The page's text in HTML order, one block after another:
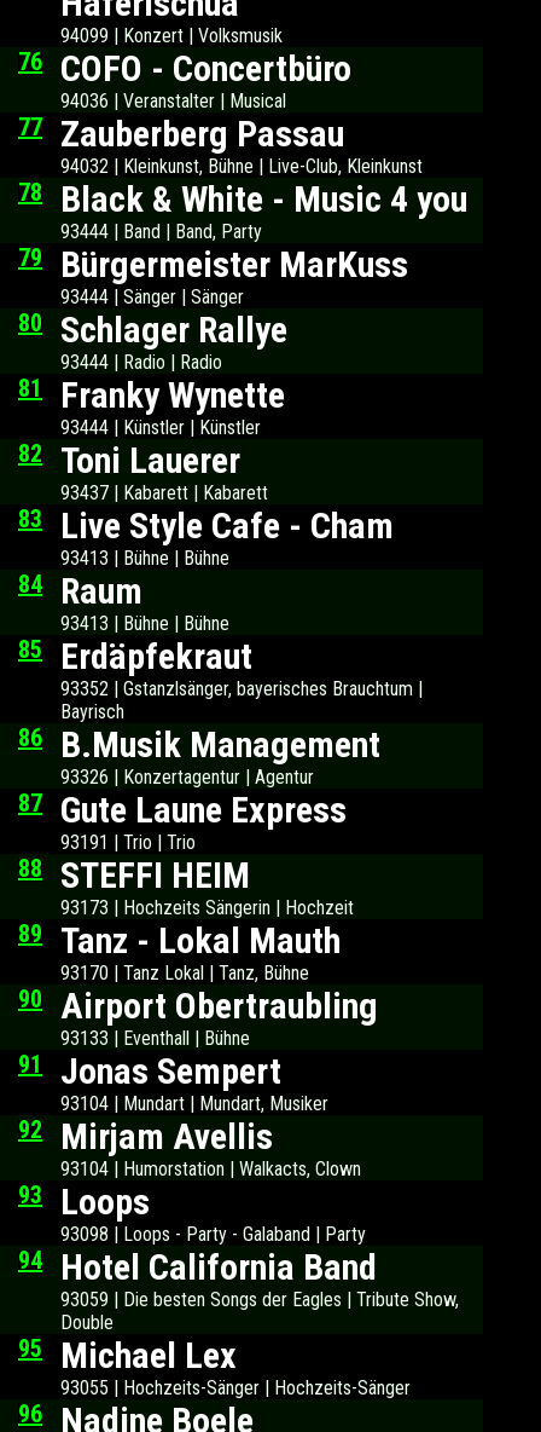
94099 | Konzert | Volksmusik
76 COFO - Concertbüro
94036 | Veranstalter | Musical
77 Zauberberg Passau
94032 | Kleinkunst, Bühne | Live-Club, Kleinkunst
78 Black & White - Music 4 you
93444 | Band | Band, Party
79 Bürgermeister MarKuss
93444 | Sänger | Sänger
80 Schlager Rallye
93444 | Radio | Radio
81 Franky Wynette
93444 | Künstler | Künstler
82 Toni Lauerer
93437 | Kabarett | Kabarett
83 Live Style Cafe - Cham
93413 | Bühne | Bühne
84 Raum
93413 | Bühne | Bühne
85 Erdäpfekraut
93352 | Gstanzlsänger, bayerisches Brauchtum |
Bayrisch
86 B.Musik Management
93326 | Konzertagentur | Agentur
87 Gute Laune Express
93191 | Trio | Trio
88 STEFFI HEIM
93173 | Hochzeits Sängerin | Hochzeit
89 Tanz - Lokal Mauth
93170 | Tanz Lokal | Tanz, Bühne
90 Airport Obertraubling
93133 | Eventhall | Bühne
91 Jonas Sempert
93104 | Mundart | Mundart, Musiker
92 Mirjam Avellis
93104 | Humorstation | Walkacts, Clown
93 Loops
93098 | Loops - Party - Galaband | Party
94 Hotel California Band
93059 | Die besten Songs der Eagles | Tribute Show,
Double
95 Michael Lex
93055 | Hochzeits-Sänger | Hochzeits-Sänger
96 Nadine Boele